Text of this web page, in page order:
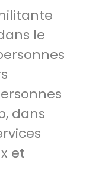
le
dans
et